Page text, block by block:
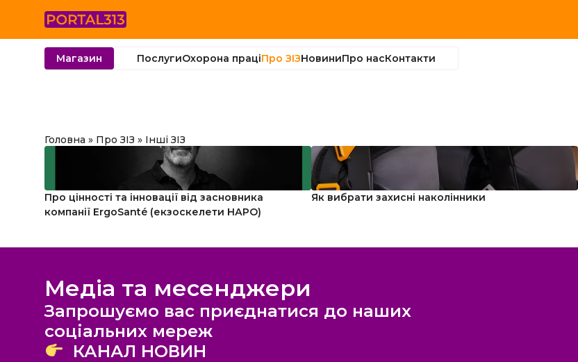
Магазин ПослугиОхорона праціПро ЗІЗНовиниПро насКонтакти
Головна » Про ЗІЗ » Інші ЗІЗ
Про цінності та інновації від засновника
компанії ErgoSanté (екзоскелети НАРО)
Як вибрати захисні наколінники
Медіа та месенджери
Запрошуємо вас приєднатися до наших
соціальних мереж
КАНАЛ НОВИН